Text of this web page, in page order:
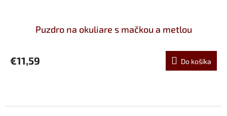
Puzdro na okuliare s mačkou a metlou
€11,59 Do košíka